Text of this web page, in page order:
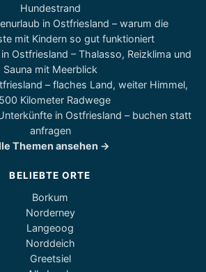
Hundestrand
in Ostfriesland – warum die
mit Kindern so gut funktioniert
Ostfriesland – Thalasso, Reizklima und
Sauna mit Meerblick
– flaches Land, weiter Himmel,
Kilometer Radwege
in Ostfriesland – buchen statt
anfragen
Themen ansehen →
BELIEBTE ORTE
Borkum
Norderney
Langeoog
Norddeich
Greetsiel